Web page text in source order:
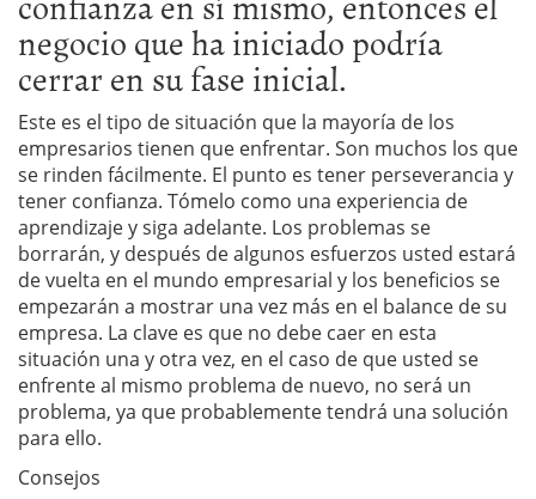
negocio que ha iniciado podría
cerrar en su fase inicial.
Este es el tipo de situación que la mayoría de los
empresarios tienen que enfrentar. Son muchos los que
se rinden fácilmente. El punto es tener perseverancia y
tener confianza. Tómelo como una experiencia de
aprendizaje y siga adelante. Los problemas se
borrarán, y después de algunos esfuerzos usted estará
de vuelta en el mundo empresarial y los beneficios se
empezarán a mostrar una vez más en el balance de su
empresa. La clave es que no debe caer en esta
situación una y otra vez, en el caso de que usted se
enfrente al mismo problema de nuevo, no será un
problema, ya que probablemente tendrá una solución
para ello.
Consejos